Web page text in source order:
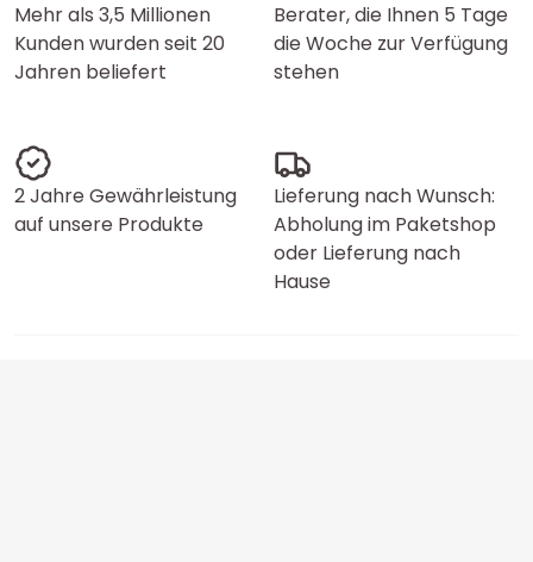
Mehr als 3,5 Millionen
Kunden wurden seit 20
Jahren beliefert
Berater, die Ihnen 5 Tage
die Woche zur Verfügung
stehen
2 Jahre Gewährleistung
auf unsere Produkte
Lieferung nach Wunsch:
Abholung im Paketshop
oder Lieferung nach
Hause